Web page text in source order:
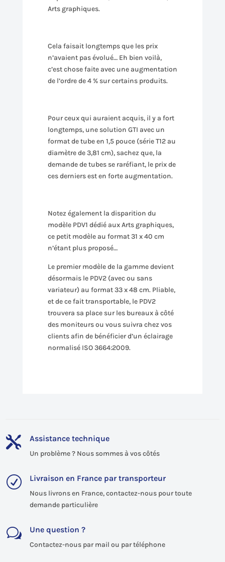
Arts graphiques.
Cela faisait longtemps que les prix
n’avaient pas évolué… Eh bien voilà,
c’est chose faite avec une augmentation
de l’ordre de 4 % sur certains produits.
Pour ceux qui auraient acquis, il y a fort
longtemps, une solution GTI avec un
format de tube en 1,5 pouce (série T12 au
diamètre de 3,81 cm), sachez que, la
demande de tubes se raréfiant, le prix de
ces derniers est en forte augmentation.
Notez également la disparition du
modèle PDV1 dédié aux Arts graphiques,
ce petit modèle au format 31 x 40 cm
n’étant plus proposé…
Le premier modèle de la gamme devient
désormais le PDV2 (avec ou sans
variateur) au format 33 x 48 cm. Pliable,
et de ce fait transportable, le PDV2
trouvera sa place sur les bureaux à côté
des moniteurs ou vous suivra chez vos
clients afin de bénéficier d’un éclairage
normalisé ISO 3664:2009.
 Assistance technique
Un problème ? Nous sommes à vos côtés
R Livraison en France par transporteur
Nous livrons en France, contactez-nous pour toute
demande particulière
w Une question ?
Contactez-nous par mail ou par téléphone